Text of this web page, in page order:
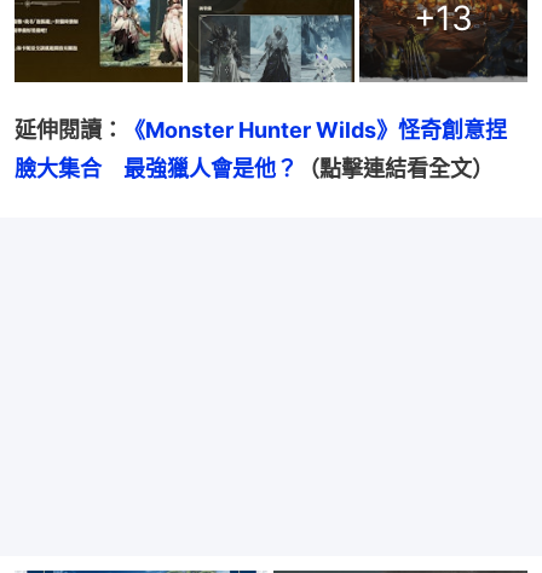
+13
延伸閱讀：
《Monster Hunter Wilds》怪奇創意捏
臉大集合　最強獵人會是他？
（點擊連結看全文）